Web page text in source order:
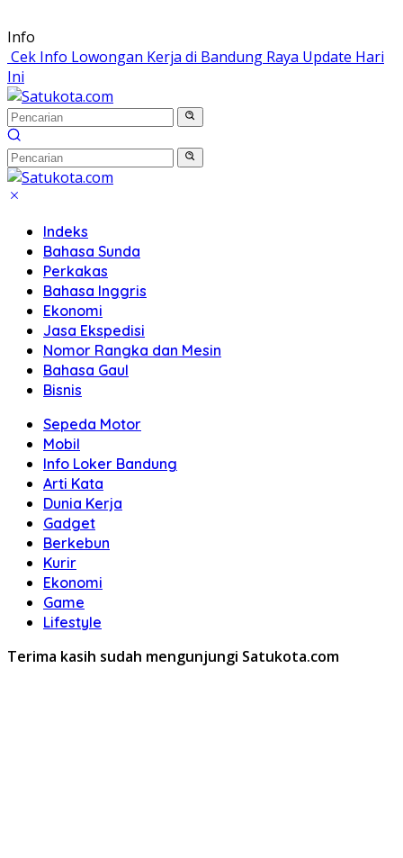
Langsung
ke
konten
Info
Cek Info Lowongan Kerja di Bandung Raya Update Hari
Ini
Indeks
Bahasa Sunda
Perkakas
Bahasa Inggris
Ekonomi
Jasa Ekspedisi
Nomor Rangka dan Mesin
Bahasa Gaul
Bisnis
Sepeda Motor
Mobil
Info Loker Bandung
Arti Kata
Dunia Kerja
Gadget
Berkebun
Kurir
Ekonomi
Game
Lifestyle
Terima kasih sudah mengunjungi Satukota.com